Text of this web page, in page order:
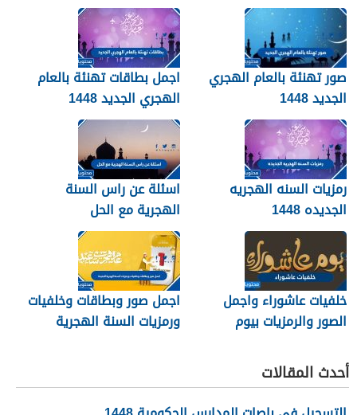
صور تهنئة بالعام الهجري
الجديد 1448
اجمل بطاقات تهنئة بالعام
الهجري الجديد 1448
رمزيات السنه الهجريه
الجديده 1448
اسئلة عن راس السنة
الهجرية مع الحل
خلفيات عاشوراء واجمل
الصور والرمزيات بيوم
اجمل صور وبطاقات وخلفيات
ورمزيات السنة الهجرية
أحدث المقالات